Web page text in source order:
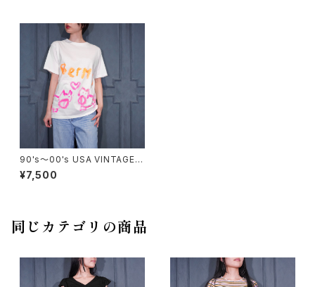
90's～00's USA VINTAGE Y
AZBEK HAND DRAWING DE
SIGN T SHIRT/90年代～00
¥7,500
同じカテゴリの商品